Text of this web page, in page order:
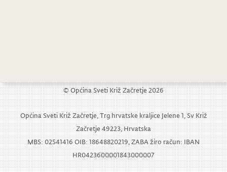
© Općina Sveti Križ Začretje 2026
Općina Sveti Križ Začretje, Trg hrvatske kraljice Jelene 1, Sv Križ
Začretje 49223, Hrvatska
MBS: 02541416 OIB: 18648820219, ZABA žiro račun: IBAN
HR0423600001843000007